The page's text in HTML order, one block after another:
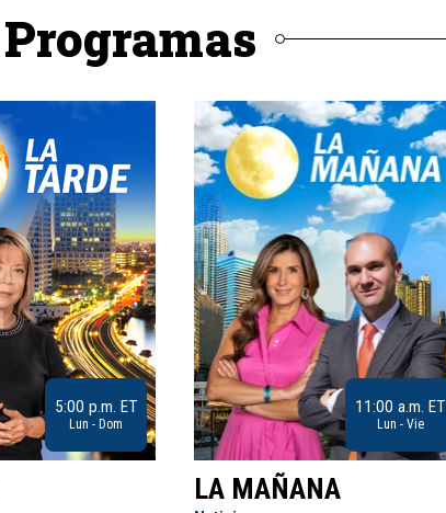
Programas
5:00 p.m. ET
Lun - Dom
11:00 a.m. ET
Lun - Vie
LA MAÑANA